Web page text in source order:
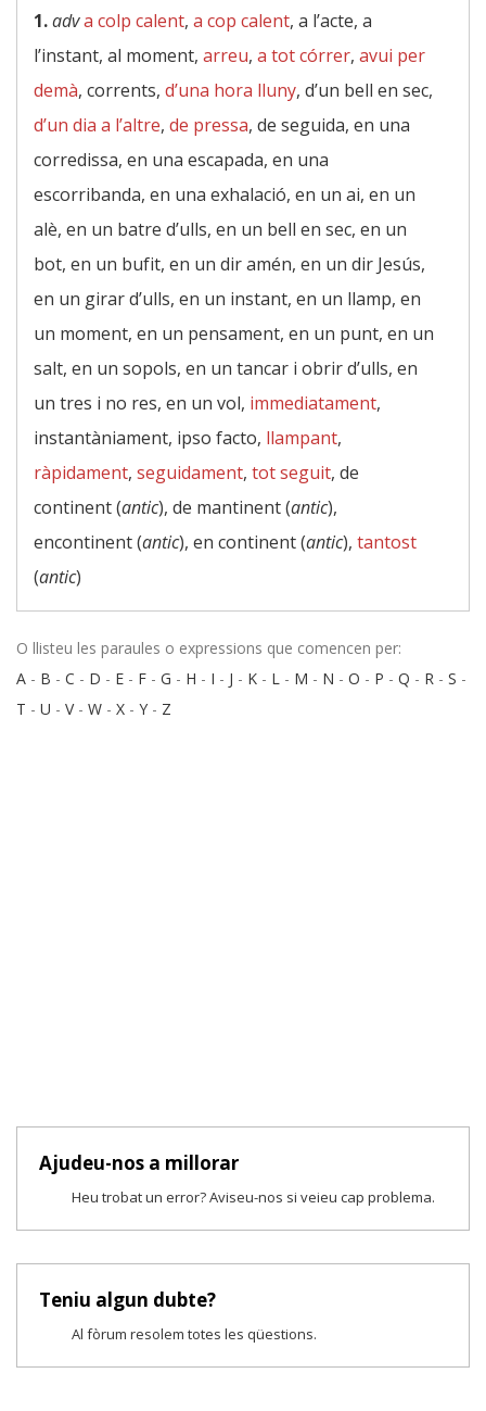
1.adva colp calent, a cop calent, a l’acte, a
l’instant, al moment, arreu, a tot córrer, avui per
demà, corrents, d’una hora lluny, d’un bell en sec,
d’un dia a l’altre, de pressa, de seguida, en una
corredissa, en una escapada, en una
escorribanda, en una exhalació, en un ai, en un
alè, en un batre d’ulls, en un bell en sec, en un
bot, en un bufit, en un dir amén, en un dir Jesús,
en un girar d’ulls, en un instant, en un llamp, en
un moment, en un pensament, en un punt, en un
salt, en un sopols, en un tancar i obrir d’ulls, en
un tres i no res, en un vol, immediatament,
instantàniament, ipso facto, llampant,
ràpidament, seguidament, tot seguit, de
continent (antic), de mantinent (antic),
encontinent (antic), en continent (antic), tantost
(antic)
O llisteu les paraules o expressions que comencen per:
A - B - C - D - E - F - G - H - I - J - K - L - M - N - O - P - Q - R - S -
T - U - V- W - X - Y - Z
Ajudeu-nos a millorar
Heu trobat un error? Aviseu-nos si veieu cap problema.
Teniu algun dubte?
Al fòrum resolem totes les qüestions.